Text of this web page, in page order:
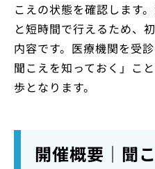
こえの状態を確認します
と短時間で行えるため、
内容です。医療機関を受
聞こえを知っておく」こ
歩となります。
開催概要｜聞